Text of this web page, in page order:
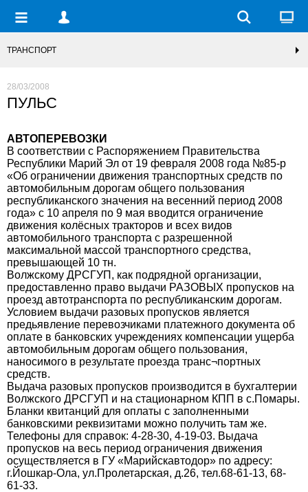
ТРАНСПОРТ
28/03/2008
ПУЛЬС
АВТОПЕРЕВОЗКИ
В соответствии с Распоряжением Правительства
Республики Марий Эл от 19 февраля 2008 года №85-р
«Об ограничении движения транспортных средств по
автомобильным дорогам общего пользования
республиканского значения на весенний период 2008
года» с 10 апреля по 9 мая вводится ограничение
движения колёсных тракторов и всех видов
автомобильного транспорта с разрешенной
максимальной массой транспортного средства,
превышающей 10 тн.
Волжскому ДРСГУП, как подрядной организации,
предоставленно право выдачи РАЗОВЫХ пропусков на
проезд автотранспорта по республиканским дорогам.
Условием выдачи разовых пропусков является
предьявление перевозчиками платежного документа об
оплате в банковских учреждениях компенсации ущерба
автомобильным дорогам общего пользования,
наносимого в результате проезда транс¬портных
средств.
Выдача разовых пропусков производится в бухгалтерии
Волжского ДРСГУП и на стационарном КПП в с.Помары.
Бланки квитанций для оплаты с заполненными
банковскими реквизитами можно получить там же.
Телефоны для справок: 4-28-30, 4-19-03. Выдача
пропусков на весь период ограничения движения
осуществляется в ГУ «Марийскавтодор» по адресу:
г.Йошкар-Ола, ул.Пролетарская, д.26, тел.68-61-13, 68-
61-33.